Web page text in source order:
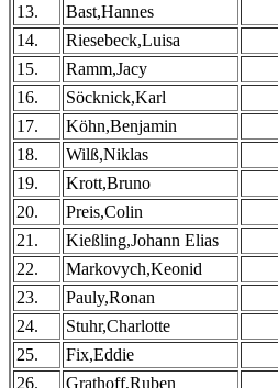
13.
Bast,Hannes
14.
Riesebeck,Luisa
15.
Ramm,Jacy
16.
Söcknick,Karl
17.
Köhn,Benjamin
18.
Wilß,Niklas
19.
Krott,Bruno
20.
Preis,Colin
21.
Kießling,Johann Elias
22.
Markovych,Keonid
23.
Pauly,Ronan
24.
Stuhr,Charlotte
25.
Fix,Eddie
26.
Grathoff,Ruben